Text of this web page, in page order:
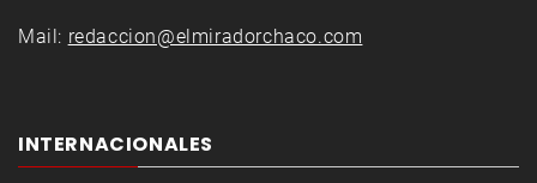
Mail: redaccion@elmiradorchaco.com
INTERNACIONALES